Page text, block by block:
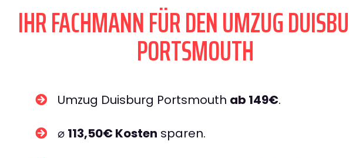
IHR FACHMANN FÜR DEN UMZUG
PORTSMOUTH
Umzug Duisburg Portsmouth ab 149€.
⌀ 113,50€ Kosten sparen.